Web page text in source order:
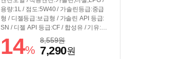
용량:1L / 점도:5W40 / 가솔린등급:중급
형 / 디젤등급:보급형 / 가솔린 API 등급:
SN / 디젤 API 등급:CF / 합성유 / 기유:V
HVI(그룹3) / ACEA 등급:C3 / DPF장착
차량용 / BMW LL-04 / MB229.51
14%
8,559원
7,290원